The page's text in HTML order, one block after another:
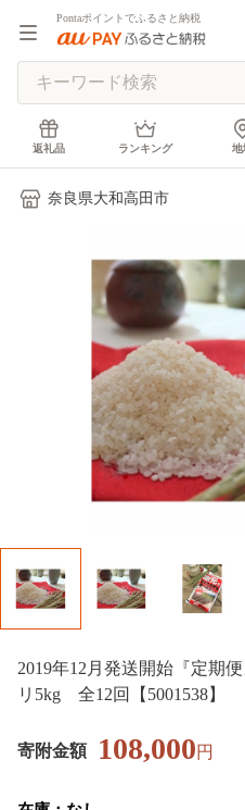
Pontaポイントでふるさと納税
返礼品 ランキング 地
奈良県大和高田市
2019年12月発送開始『定期
リ5kg 全12回【5001538】
寄附金額 108,000円